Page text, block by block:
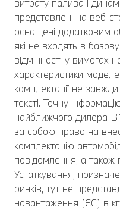
витрату палива і
представлені на веб-
оснащені додатковим
які не входять в
відмінності у вимогах
характеристики
комплектації не
тексті. Точну
найближчого дилера
за собою право на
комплектацію
повідомлення, а також
Устаткування,
ринків, тут не
навантаження (ЄС) в